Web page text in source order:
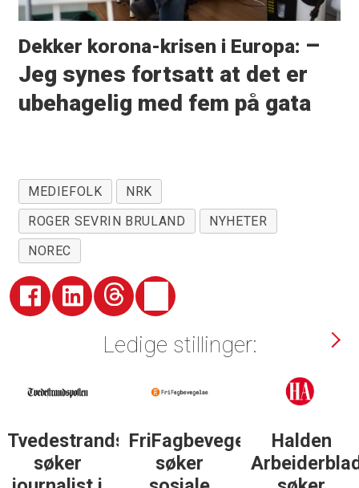
Dekker korona-krisen i Europa: –
Jeg synes fortsatt at det er
ubehagelig med fem på gata
MEDIEFOLK
NRK
ROGER SEVRIN BRULAND
NYHETER
NOREC
Ledige stillinger:
Tvedestrandsposten
søker
FriFagbevegelse
søker
Halden